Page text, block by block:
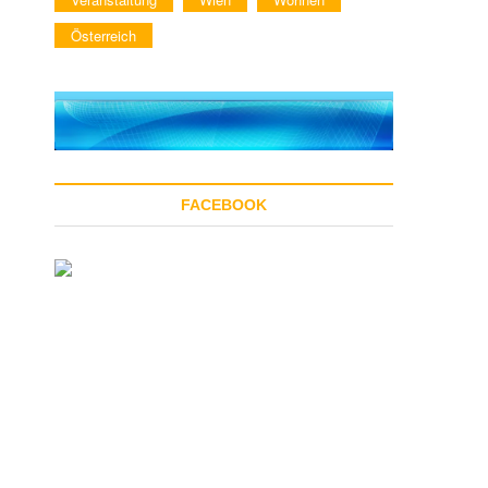
Österreich
FACEBOOK